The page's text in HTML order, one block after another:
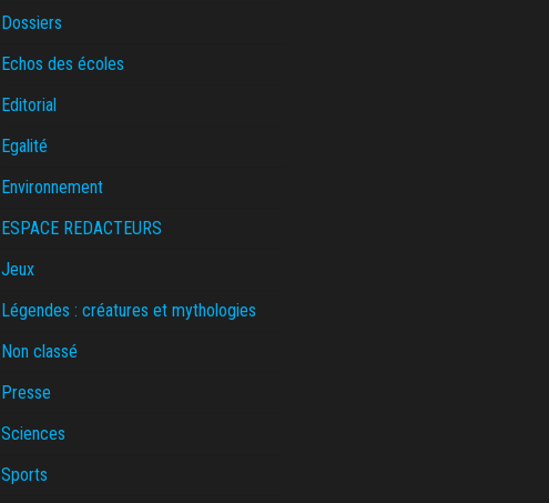
Dossiers
Echos des écoles
Editorial
Egalité
Environnement
ESPACE REDACTEURS
Jeux
Légendes : créatures et mythologies
Non classé
Presse
Sciences
Sports